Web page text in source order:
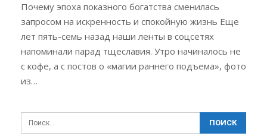
Почему эпоха показного богатства сменилась
запросом на искренность и спокойную жизнь Еще
лет пять-семь назад наши ленты в соцсетях
напоминали парад тщеславия. Утро начиналось не
с кофе, а с постов о «магии раннего подъема», фото
из…